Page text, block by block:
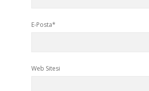
E-Posta*
Web Sitesi